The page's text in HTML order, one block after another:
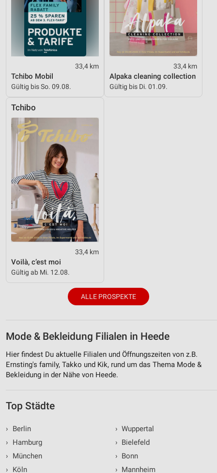
33,4 km
Tchibo Mobil
Gültig bis So. 09.08.
33,4 km
Alpaka cleaning collection
Gültig bis Di. 01.09.
Tchibo
33,4 km
Voilà, c’est moi
Gültig ab Mi. 12.08.
ALLE PROSPEKTE
Mode & Bekleidung Filialen in Heede
Hier findest Du aktuelle Filialen und Öffnungszeiten von z.B.
Ernsting's family, Takko und Kik, rund um das Thema Mode &
Bekleidung in der Nähe von Heede.
Top Städte
›
Berlin
›
Hamburg
›
München
›
Köln
› Wuppertal
› Bielefeld
› Bonn
› Mannheim